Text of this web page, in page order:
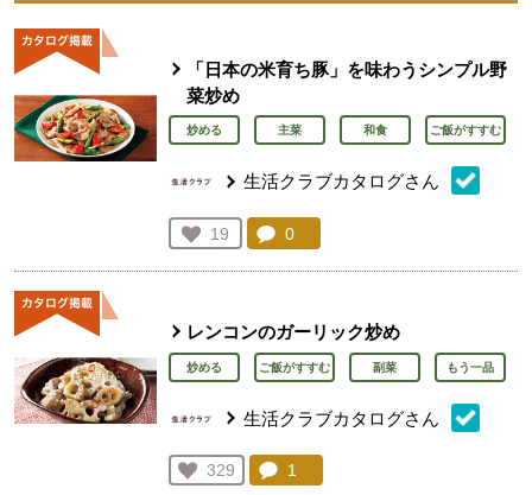
「日本の米育ち豚」を味わうシンプル野
菜炒め
炒める 主菜 和食 ご飯がすすむ
生活クラブカタログさん
お気に入り登録：
19
人が登録
コメント：
0
レンコンのガーリック炒め
炒める ご飯がすすむ 副菜 もう一品
生活クラブカタログさん
お気に入り登録：
329
人が登録
コメント：
1